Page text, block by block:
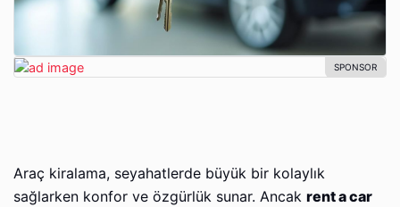
Araç kiralama, seyahatlerde büyük bir kolaylık
sağlarken konfor ve özgürlük sunar. Ancak rent a car